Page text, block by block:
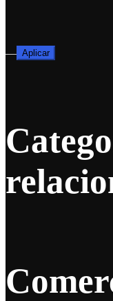
— Aplicar